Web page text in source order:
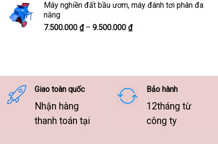
7.500.000 ₫
9.500.000 ₫
Máy nghiền đất bầu ươm, máy đánh tơi phân đa
năng
7.500.000 ₫ – 9.500.000 ₫Khoảng
9.500.000 ₫
Giao toàn quốc
Nhận hàng
thanh toán tại
Bảo hành
12tháng từ
công ty